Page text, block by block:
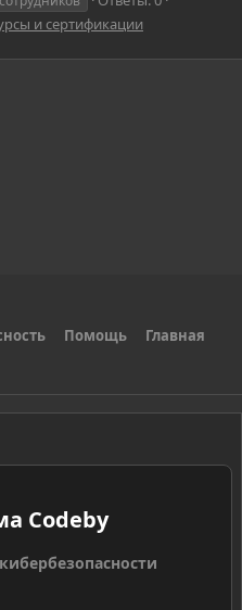
и сертификации
Помощь Главная
Codeby